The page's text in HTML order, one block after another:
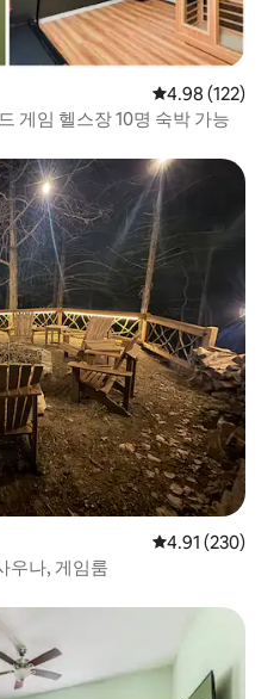
평점 4.98점(5
4.98 (122)
게임 헬스장 10명 숙박 가능
평점 4.91점(5
4.91 (230)
우나, 게임룸